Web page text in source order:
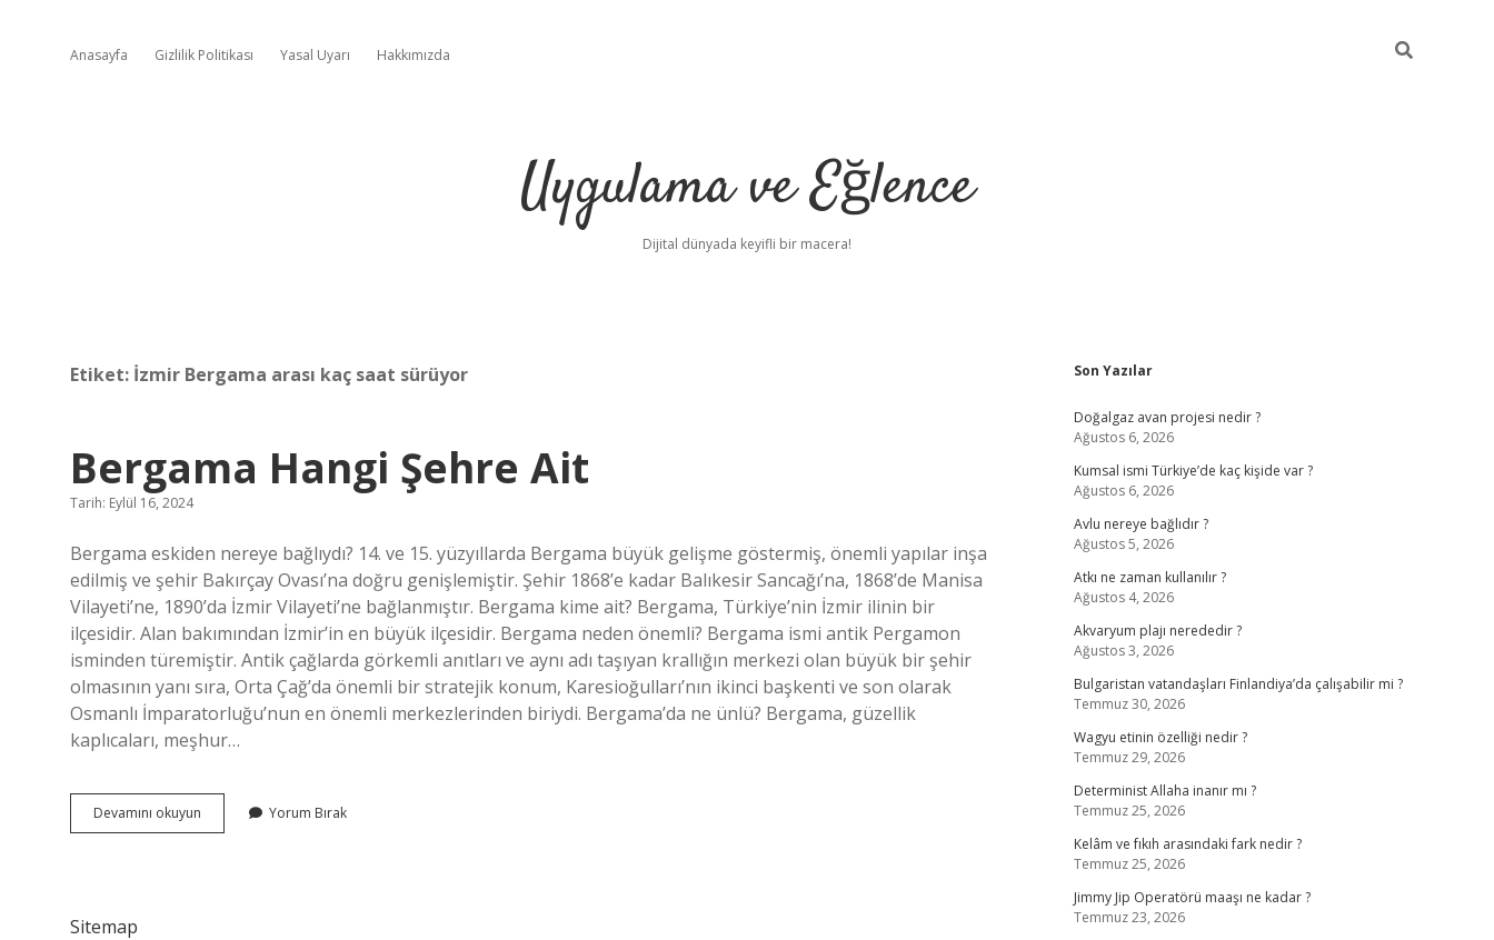
Anasayfa Gizlilik Politikası Yasal Uyarı Hakkımızda
Uygulama ve Eğlence
Dijital dünyada keyifli bir macera!
Etiket: İzmir Bergama arası kaç saat sürüyor
Bergama Hangi Şehre Ait
Tarih: Eylül 16, 2024
Bergama eskiden nereye bağlıydı? 14. ve 15. yüzyıllarda Bergama büyük gelişme göstermiş, önemli yapılar inşa
edilmiş ve şehir Bakırçay Ovası’na doğru genişlemiştir. Şehir 1868’e kadar Balıkesir Sancağı’na, 1868’de Manisa
Vilayeti’ne, 1890’da İzmir Vilayeti’ne bağlanmıştır. Bergama kime ait? Bergama, Türkiye’nin İzmir ilinin bir
ilçesidir. Alan bakımından İzmir’in en büyük ilçesidir. Bergama neden önemli? Bergama ismi antik Pergamon
isminden türemiştir. Antik çağlarda görkemli anıtları ve aynı adı taşıyan krallığın merkezi olan büyük bir şehir
olmasının yanı sıra, Orta Çağ’da önemli bir stratejik konum, Karesioğulları’nın ikinci başkenti ve son olarak
Osmanlı İmparatorluğu’nun en önemli merkezlerinden biriydi. Bergama’da ne ünlü? Bergama, güzellik
kaplıcaları, meşhur…
Devamını okuyun Bergama
Hangi
Yorum Bırak
Sitemap
Sidebar
Son Yazılar
Doğalgaz avan projesi nedir ?
Ağustos 6, 2026
Kumsal ismi Türkiye’de kaç kişide var ?
Ağustos 6, 2026
Avlu nereye bağlıdır ?
Ağustos 5, 2026
Atkı ne zaman kullanılır ?
Ağustos 4, 2026
Akvaryum plajı nerededir ?
Ağustos 3, 2026
Bulgaristan vatandaşları Finlandiya’da çalışabilir mi ?
Temmuz 30, 2026
Wagyu etinin özelliği nedir ?
Temmuz 29, 2026
Determinist Allaha inanır mı ?
Temmuz 25, 2026
Kelâm ve fıkıh arasındaki fark nedir ?
Temmuz 25, 2026
Jimmy Jip Operatörü maaşı ne kadar ?
Temmuz 23, 2026